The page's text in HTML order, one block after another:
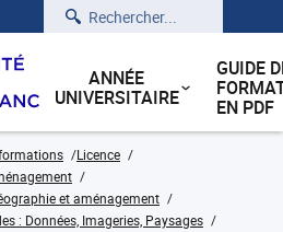
Rechercher
ANNÉE
UNIVERSITAIRE
GUIDE
EN PDF
Licence
et aménagement
: Données, Imageries, Paysages